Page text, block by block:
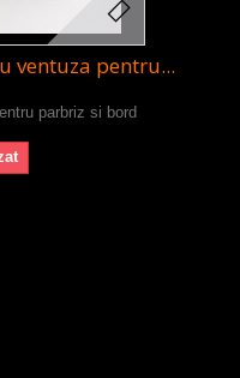
ventuza pentru...
parbriz si bord